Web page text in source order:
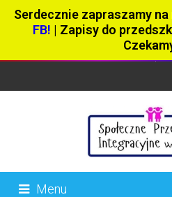
Serdecznie zapraszamy na
FB! | Zapisy do
Menu